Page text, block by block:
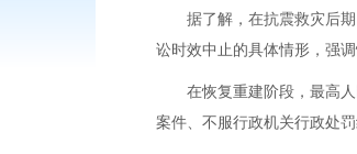
据了解，在抗震救灾后期
讼时效中止的具体情形，强
在恢复重建阶段，最高人
案件、不服行政机关行政处